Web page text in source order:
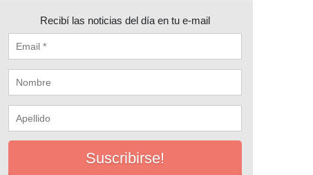
Recibí las noticias del día en tu e-mail